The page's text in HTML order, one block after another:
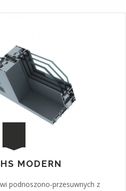
MODERN
podnoszono-przesuwnych z